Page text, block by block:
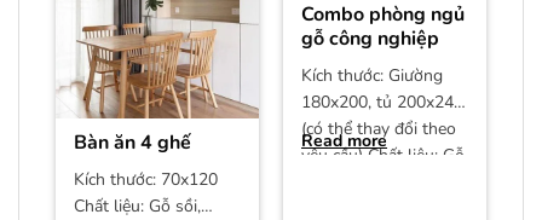
Bàn ăn 4 ghế
Kích thước: 70x120
Chất liệu: Gỗ sồi,
Combo phòng ngủ
gỗ công nghiệp
Kích thước: Giường
180x200, tủ 200x240
(có thể thay đổi theo
yêu cầu) Chất liệu: Gỗ
Read more